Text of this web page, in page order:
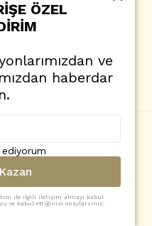
ÖZEL
ve
haberdar
ediyorum
ile ilgili iletişim almayı kabul
ve kabul ettiğinizi onaylarsınız.